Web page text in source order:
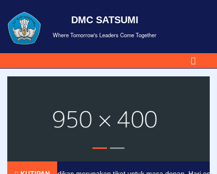
DMC SATSUMI
Where Tomorrow's Leaders Come Together